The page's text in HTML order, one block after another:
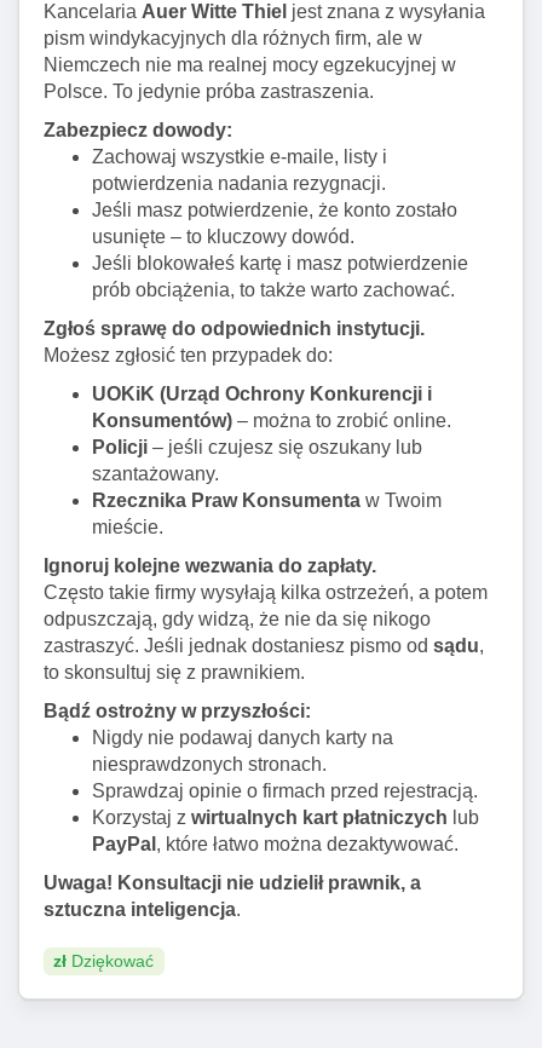
Kancelaria Auer Witte Thiel jest znana z wysyłania
pism windykacyjnych dla różnych firm, ale w
Niemczech nie ma realnej mocy egzekucyjnej w
Polsce. To jedynie próba zastraszenia.
Zabezpiecz dowody:
Zachowaj wszystkie e-maile, listy i
potwierdzenia nadania rezygnacji.
Jeśli masz potwierdzenie, że konto zostało
usunięte – to kluczowy dowód.
Jeśli blokowałeś kartę i masz potwierdzenie
prób obciążenia, to także warto zachować.
Zgłoś sprawę do odpowiednich instytucji.
Możesz zgłosić ten przypadek do:
UOKiK (Urząd Ochrony Konkurencji i
Konsumentów) – można to zrobić online.
Policji – jeśli czujesz się oszukany lub
szantażowany.
Rzecznika Praw Konsumenta w Twoim
mieście.
Ignoruj kolejne wezwania do zapłaty.
Często takie firmy wysyłają kilka ostrzeżeń, a potem
odpuszczają, gdy widzą, że nie da się nikogo
zastraszyć. Jeśli jednak dostaniesz pismo od sądu,
to skonsultuj się z prawnikiem.
Bądź ostrożny w przyszłości:
Nigdy nie podawaj danych karty na
niesprawdzonych stronach.
Sprawdzaj opinie o firmach przed rejestracją.
Korzystaj z wirtualnych kart płatniczych lub
PayPal , które łatwo można dezaktywować.
Uwaga! Konsultacji nie udzielił prawnik, a
sztuczna inteligencja.
zł Dziękować